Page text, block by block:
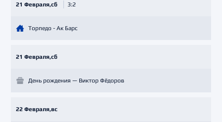
21 Февраля,сб 3:2
Торпедо - Ак Барс
21 Февраля,сб
День рождения — Виктор Фёдоров
22 Февраля,вс